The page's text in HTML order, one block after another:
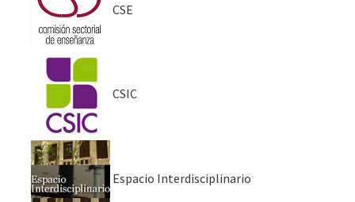
CSE
CSIC
Espacio Interdisciplinario